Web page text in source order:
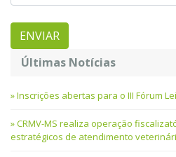
Últimas Notícias
Inscrições abertas para o III Fórum
CRMV-MS realiza operação
estratégicos de atendimento